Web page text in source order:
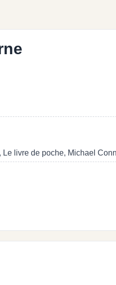
Le livre de poche, Michael